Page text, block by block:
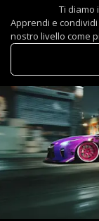
Ti diamo
Apprendi e
nostro livello come